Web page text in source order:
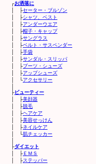
┌お洒落に
│ ├セーター・ブルゾン
│ ├シャツ、ベスト
│ ├アンダーウエア
│ ├帽子・キャップ
│ ├サングラス
│ ├ベルト・サスペンダー
│ ├手袋
│ ├サンダル・スリッパ
│ ├ブーツ・シューズ
│ ├アップシューズ
│ └アクセサリー
├ビューティー
│ ├美顔器
│ ├脱毛
│ ├ヘアケア
│ ├美容せっけん
│ ├ネイルケア
│ └肌チェッカー
├ダイエット
│ ├ＥＭＳ
│ ├ステッパー